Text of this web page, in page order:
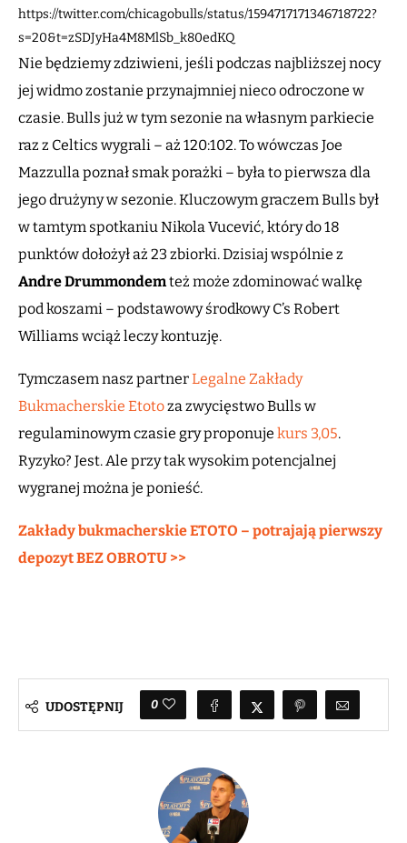
https://twitter.com/chicagobulls/status/1594717171346718722?
s=20&t=zSDJyHa4M8MlSb_k80edKQ
Nie będziemy zdziwieni, jeśli podczas najbliższej nocy
jej widmo zostanie przynajmniej nieco odroczone w
czasie. Bulls już w tym sezonie na własnym parkiecie
raz z Celtics wygrali – aż 120:102. To wówczas Joe
Mazzulla poznał smak porażki – była to pierwsza dla
jego drużyny w sezonie. Kluczowym graczem Bulls był
w tamtym spotkaniu Nikola Vucević, który do 18
punktów dołożył aż 23 zbiorki. Dzisiaj wspólnie z
Andre Drummondemteż może zdominować walkę
pod koszami – podstawowy środkowy C’s Robert
Williams wciąż leczy kontuzję.
Tymczasem nasz partnerLegalne Zakłady
Bukmacherskie Etotoza zwycięstwo Bulls w
regulaminowym czasie gry proponuje kurs 3,05.
Ryzyko? Jest. Ale przy tak wysokim potencjalnej
wygranej można je ponieść.
Zakłady bukmacherskie ETOTO – potrajają pierwszy
depozyt BEZ OBROTU >>
UDOSTĘPNIJ 0